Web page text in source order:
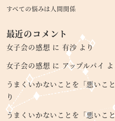
すべての悩みは人間関係
最近のコメント
女子会の感想 に 有沙 より
女子会の感想 に アップルパイ
うまくいかないことを「悪いこ
り
うまくいかないことを「悪いこ